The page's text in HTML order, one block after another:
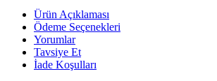
Ürün Açıklaması
Ödeme Seçenekleri
Yorumlar
Tavsiye Et
İade Koşulları